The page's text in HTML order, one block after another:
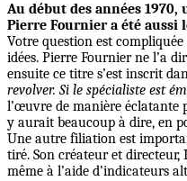
Au début des années
Pierre Fournier a été aussi
Votre question est
idées. Pierre Fournier ne l’a
ensuite ce titre s’est inscrit
revolver. Si le spécialiste est
l’œuvre de manière éclatante
y aurait beaucoup à dire, en
Une autre filiation est
tiré. Son créateur et
même à l’aide d’indicateurs